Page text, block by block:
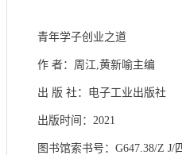
青年学子创业之道
作 者：周江,黄新喻主编
出 版 社：电子工业出版社
出版时间：2021
图书馆索书号：G647.38/Z J/